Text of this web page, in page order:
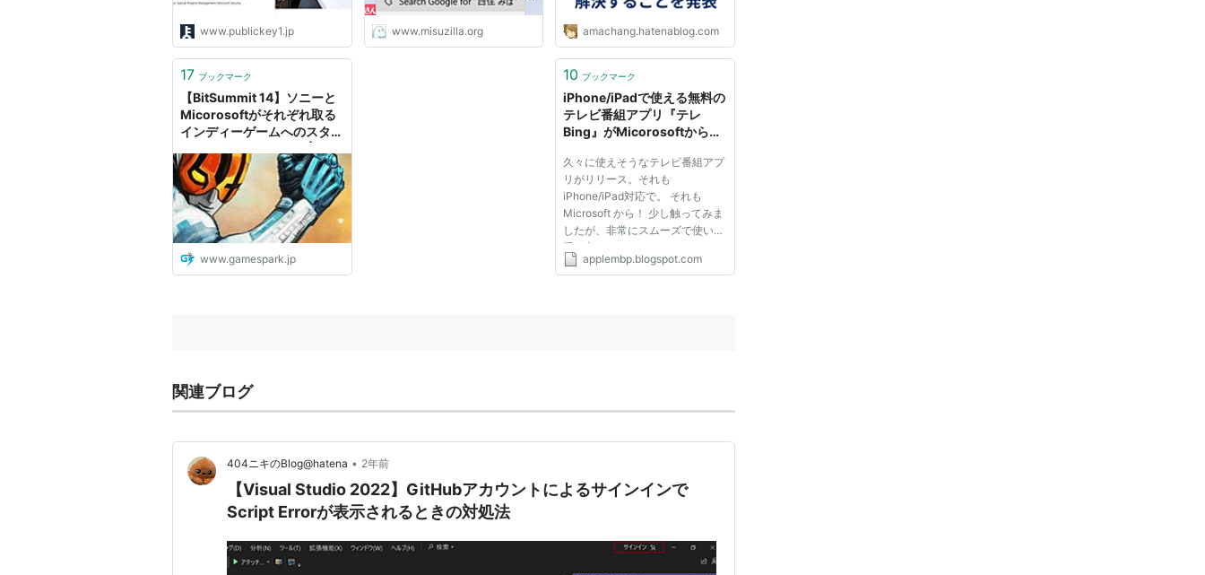
www.publickey1.jp www.misuzilla.org amachang.hatenablog.com
17 ブックマーク
【BitSummit 14】ソニーと
Micorosoftがそれぞれ取る
インディーゲームへのスタン
Game*Spark - 国内・海外
ゲーム情報サイト
www.gamespark.jp
10 ブックマーク
iPhone/iPadで使える無料の
テレビ番組アプリ『テレ
Bing』がMicorosoftから。
久々に使えそうなテレビ番組アプ
リがリリース。それも
iPhone/iPad対応で。 それも
Microsoft から！ 少し触ってみま
したが、非常にスムーズで使い勝
手も良さそうです。 テレBing カ
テゴリ: エンターテインメント 現
applembp.blogspot.com
関連ブログ
404ニキのBlog@hatena • 2年前
【Visual Studio 2022】GitHubアカウントによるサインインで
Script Errorが表示されるときの対処法